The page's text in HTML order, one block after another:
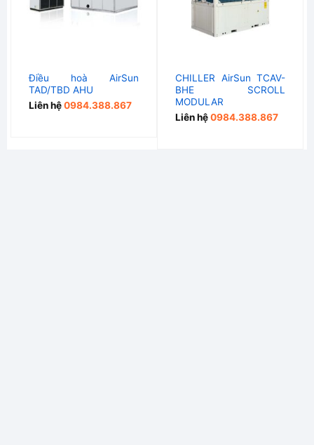
Điều hoà AirSun
TAD/TBD AHU
Liên hệ0984.388.867
CHILLER AirSun TCAV-
BHE SCROLL
MODULAR
Liên hệ0984.388.867